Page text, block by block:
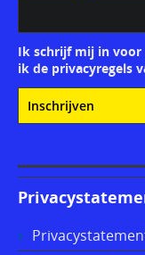
Ik schrijf mij in voor
ik de privacyregels